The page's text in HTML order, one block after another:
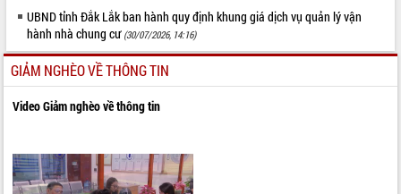
UBND tỉnh Đắk Lắk ban hành quy định khung giá dịch vụ quản lý vận
hành nhà chung cư (30/07/2026, 14:16)
GIẢM NGHÈO VỀ THÔNG TIN
Video Giảm nghèo về thông tin